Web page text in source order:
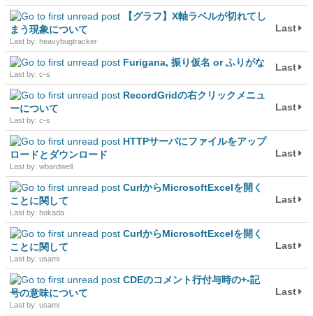
【グラフ】X軸ラベルが切れてし
まう現象について
Last by: heavybugtracker
Last
Furigana, 振り仮名 or ふりがな
Last by: c-s
Last
RecordGridの右クリックメニュ
ーについて
Last by: c-s
Last
HTTPサーバにファイルをアップ
ロードとダウンロード
Last by: wbardwell
Last
CurlからMicrosoftExcelを開く
ことに関して
Last by: hokada
Last
CurlからMicrosoftExcelを開く
ことに関して
Last by: usami
Last
CDEのコメント行付与時の+-記
号の意味について
Last by: usami
Last